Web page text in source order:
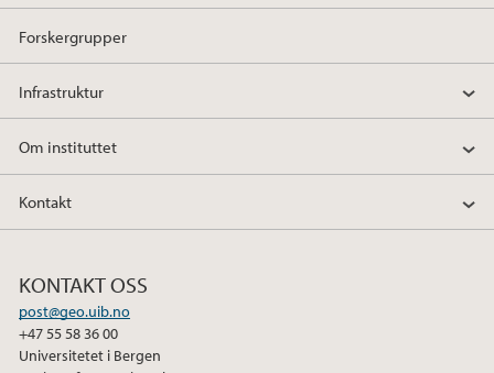
Forskergrupper
Infrastruktur
Om instituttet
Kontakt
KONTAKT OSS
post@geo.uib.no
+47 55 58 36 00
Universitetet i Bergen